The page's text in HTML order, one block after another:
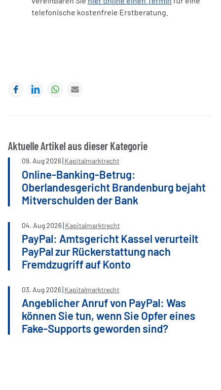
telefonische kostenfreie Erstberatung.
FacebookLinkedInWhatsApp
Aktuelle Artikel aus dieser Kategorie
09. Aug2026 Kapitalmarktrecht
Online-Banking-Betrug:
Oberlandesgericht Brandenburg bejaht
Mitverschulden der Bank
04. Aug2026 Kapitalmarktrecht
PayPal: Amtsgericht Kassel verurteilt
PayPal zur Rückerstattung nach
Fremdzugriff auf Konto
03. Aug2026 Kapitalmarktrecht
Angeblicher Anruf von PayPal: Was
können Sie tun, wenn Sie Opfer eines
Fake-Supports geworden sind?